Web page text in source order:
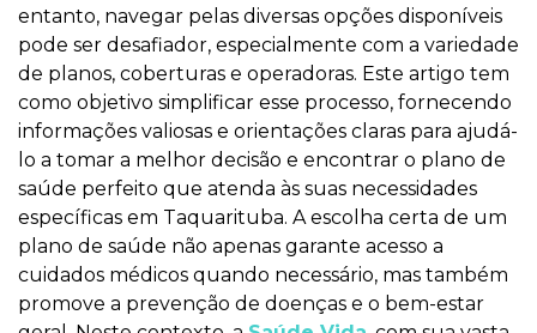
entanto, navegar pelas diversas opções disponíveis
pode ser desafiador, especialmente com a variedade
de planos, coberturas e operadoras. Este artigo tem
como objetivo simplificar esse processo, fornecendo
informações valiosas e orientações claras para ajudá-
lo a tomar a melhor decisão e encontrar o plano de
saúde perfeito que atenda às suas necessidades
específicas em Taquarituba. A escolha certa de um
plano de saúde não apenas garante acesso a
cuidados médicos quando necessário, mas também
promove a prevenção de doenças e o bem-estar